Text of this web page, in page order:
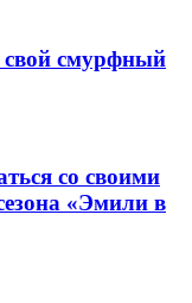
смурфный
со своими
«Эмили в